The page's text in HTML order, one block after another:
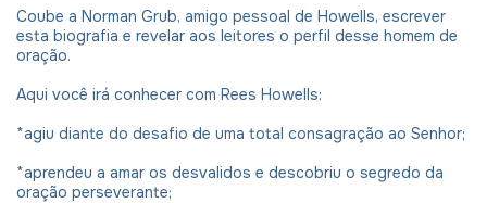
Coube a Norman Grub, amigo pessoal de Howells, escrever
esta biografia e revelar aos leitores o perfil desse homem de
oração.
Aqui você irá conhecer com Rees Howells:
*agiu diante do desafio de uma total consagração ao Senhor;
*aprendeu a amar os desvalidos e descobriu o segredo da
oração perseverante;